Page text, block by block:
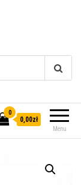
Menu
0
0,00zł